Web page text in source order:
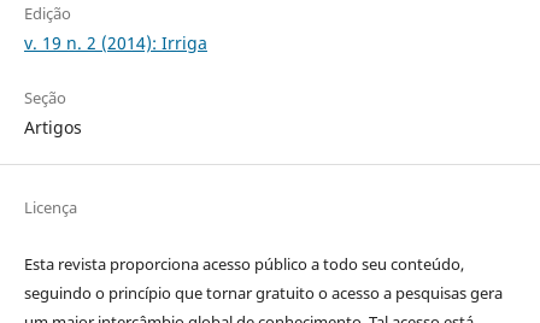
Edição
v. 19 n. 2 (2014): Irriga
Seção
Artigos
Licença
Esta revista proporciona acesso público a todo seu conteúdo,
seguindo o princípio que tornar gratuito o acesso a pesquisas gera